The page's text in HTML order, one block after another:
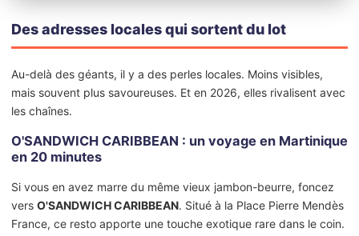
Des adresses locales qui sortent du lot
Au-delà des géants, il y a des perles locales. Moins visibles,
mais souvent plus savoureuses. Et en 2026, elles rivalisent avec
les chaînes.
O'SANDWICH CARIBBEAN : un voyage en Martinique
en 20 minutes
Si vous en avez marre du même vieux jambon-beurre, foncez
vers O'SANDWICH CARIBBEAN. Situé à la Place Pierre Mendès
France, ce resto apporte une touche exotique rare dans le coin.